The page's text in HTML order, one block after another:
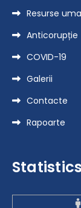
Resurse
Anticorupție
COVID-19
Galerii
Contacte
Rapoarte
Statistics